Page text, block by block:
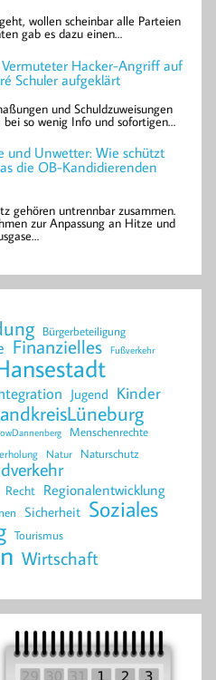
wollen scheinbar alle Parteien
gab es dazu einen…
Vermuteter Hacker-Angriff auf
Schuler aufgeklärt
und Schuldzuweisungen
so wenig Info und sofortigen…
und Unwetter: Wie schützt
die OB-Kandidierenden
gehören untrennbar zusammen.
zur Anpassung an Hitze und
Bürgerbeteiligung
Finanzielles Fußverkehr
Jugend Kinder
Menschenrechte
Natur Naturschutz
Recht Regionalentwicklung
Sicherheit Soziales
Tourismus
Wirtschaft